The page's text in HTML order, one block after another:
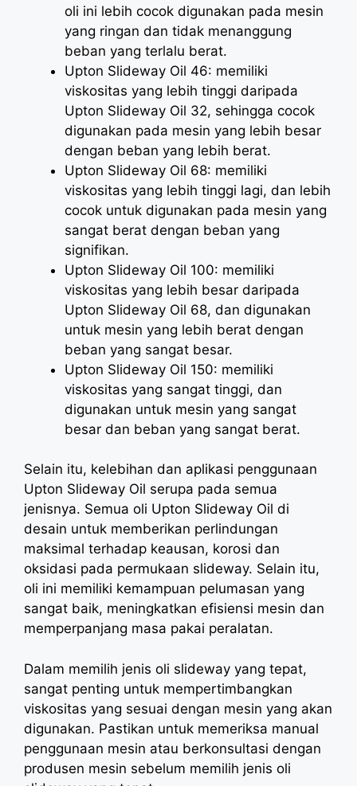
oli ini lebih cocok digunakan pada mesin
yang ringan dan tidak menanggung
beban yang terlalu berat.
Upton Slideway Oil 46: memiliki
viskositas yang lebih tinggi daripada
Upton Slideway Oil 32, sehingga cocok
digunakan pada mesin yang lebih besar
dengan beban yang lebih berat.
Upton Slideway Oil 68: memiliki
viskositas yang lebih tinggi lagi, dan lebih
cocok untuk digunakan pada mesin yang
sangat berat dengan beban yang
signifikan.
Upton Slideway Oil 100: memiliki
viskositas yang lebih besar daripada
Upton Slideway Oil 68, dan digunakan
untuk mesin yang lebih berat dengan
beban yang sangat besar.
Upton Slideway Oil 150: memiliki
viskositas yang sangat tinggi, dan
digunakan untuk mesin yang sangat
besar dan beban yang sangat berat.
Selain itu, kelebihan dan aplikasi penggunaan
Upton Slideway Oil serupa pada semua
jenisnya. Semua oli Upton Slideway Oil di
desain untuk memberikan perlindungan
maksimal terhadap keausan, korosi dan
oksidasi pada permukaan slideway. Selain itu,
oli ini memiliki kemampuan pelumasan yang
sangat baik, meningkatkan efisiensi mesin dan
memperpanjang masa pakai peralatan.
Dalam memilih jenis oli slideway yang tepat,
sangat penting untuk mempertimbangkan
viskositas yang sesuai dengan mesin yang akan
digunakan. Pastikan untuk memeriksa manual
penggunaan mesin atau berkonsultasi dengan
produsen mesin sebelum memilih jenis oli